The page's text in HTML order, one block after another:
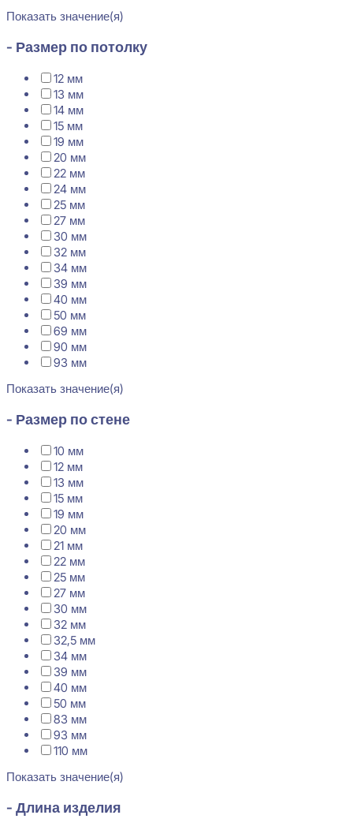
Показать значение(я)
- Размер по потолку
12 мм
13 мм
14 мм
15 мм
19 мм
20 мм
22 мм
24 мм
25 мм
27 мм
30 мм
32 мм
34 мм
39 мм
40 мм
50 мм
69 мм
90 мм
93 мм
Показать значение(я)
- Размер по стене
10 мм
12 мм
13 мм
15 мм
19 мм
20 мм
21 мм
22 мм
25 мм
27 мм
30 мм
32 мм
32,5 мм
34 мм
39 мм
40 мм
50 мм
83 мм
93 мм
110 мм
Показать значение(я)
- Длина изделия